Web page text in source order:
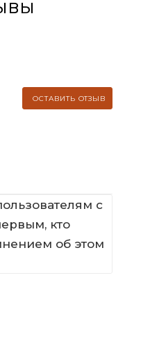
ОСТАВИТЬ ОТЗЫВ
с
кто
об этом